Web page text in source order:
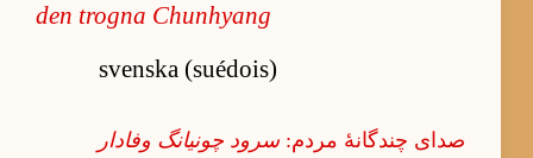
den trogna Chunhyang
svenska (suédois)
صدای چندگانهٔ مردم: سرود چونیانگ وفادار